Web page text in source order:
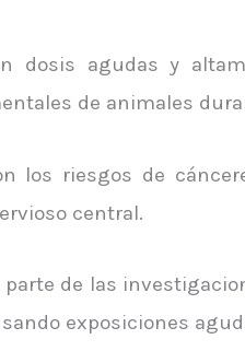
dosis agudas y
de animales
los riesgos de
central.
de las
exposiciones